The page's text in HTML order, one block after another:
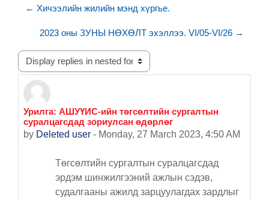
← Хичээлийн жилийн мэнд хүргье.
2023 оны ЗУНЫ НӨХӨЛТ эхэллээ. VI/05-VI/26 →
Display mode
Урилга: АШУҮИС-ийн төгсөлтийн сургалтын
суралцагсдад зориулсан өдөрлөг
by Deleted user - Monday, 27 March 2023, 4:50 AM
Number of replies: 0
Төгсөлтийн сургалтын суралцагсдад
эрдэм шинжилгээний ажлын сэдэв,
судалгааны ажилд зарцуулагдах зардлыг